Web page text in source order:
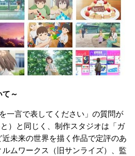
～
一言で表してください」の質問が
）と同じく、制作スタジオは「ガ
未来の世界を描く作品で定評のあ
ムワークス（旧サンライズ）、監